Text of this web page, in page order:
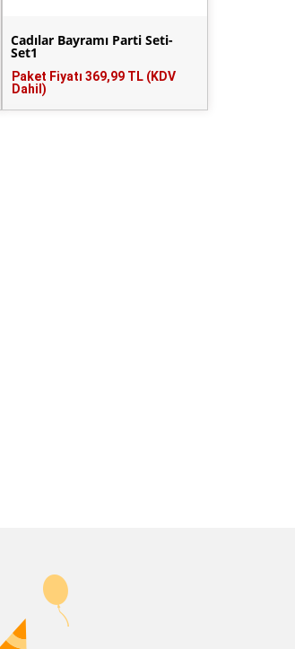
Cadılar Bayramı Parti Seti-
Set1
Paket Fiyatı 369,99 TL (KDV
Dahil)